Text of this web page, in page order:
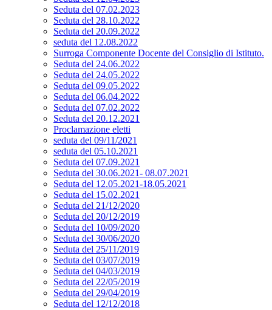
Seduta del 07.02.2023
Seduta del 28.10.2022
Seduta del 20.09.2022
seduta del 12.08.2022
Surroga Componente Docente del Consiglio di Istituto.
Seduta del 24.06.2022
Seduta del 24.05.2022
Seduta del 09.05.2022
Seduta del 06.04.2022
Seduta del 07.02.2022
Seduta del 20.12.2021
Proclamazione eletti
seduta del 09/11/2021
seduta del 05.10.2021
Seduta del 07.09.2021
Seduta del 30.06.2021- 08.07.2021
Seduta del 12.05.2021-18.05.2021
Seduta del 15.02.2021
Seduta del 21/12/2020
Seduta del 20/12/2019
Seduta del 10/09/2020
Seduta del 30/06/2020
Seduta del 25/11/2019
Seduta del 03/07/2019
Seduta del 04/03/2019
Seduta del 22/05/2019
Seduta del 29/04/2019
Seduta del 12/12/2018